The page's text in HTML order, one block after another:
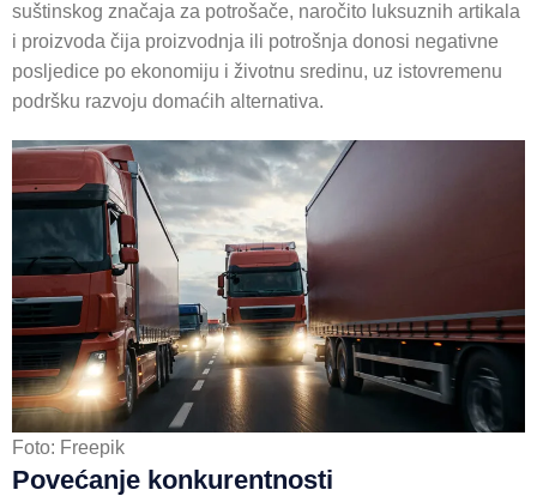
suštinskog značaja za potrošače, naročito luksuznih artikala
i proizvoda čija proizvodnja ili potrošnja donosi negativne
posljedice po ekonomiju i životnu sredinu, uz istovremenu
podršku razvoju domaćih alternativa.
Foto: Freepik
Povećanje konkurentnosti